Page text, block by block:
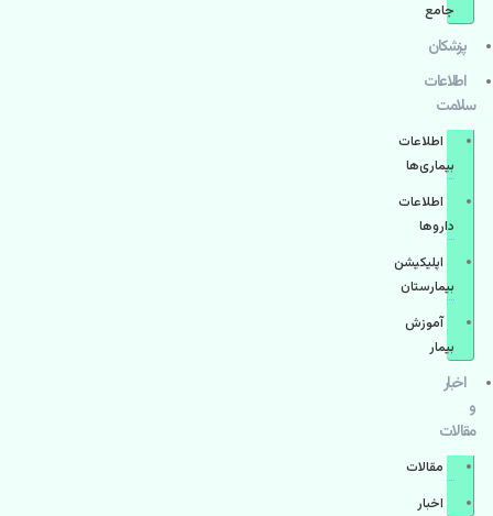
جامع
پزشكان
اطلاعات
سلامت
اطلاعات
بیماری‌ها
اطلاعات
دارو‌ها
اپليكيشن
بيمارستان
آموزش
بیمار
اخبار
و
مقالات
مقالات
اخبار